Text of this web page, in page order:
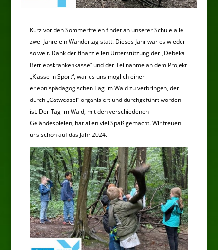
Kurz vor den Sommerfreien findet an unserer Schule alle
zwei Jahre ein Wandertag statt. Dieses Jahr war es wieder
so weit. Dank der finanziellen Unterstützung der „Debeka
Betriebskrankenkasse“ und der Teilnahme an dem Projekt
„Klasse in Sport“, war es uns möglich einen
erlebnispädagogischen Tag im Wald zu verbringen, der
durch „Catweasel“ organisiert und durchgeführt worden
ist. Der Tag im Wald, mit den verschiedenen
Geländespielen, hat allen viel Spaß gemacht. Wir freuen
uns schon auf das Jahr 2024.